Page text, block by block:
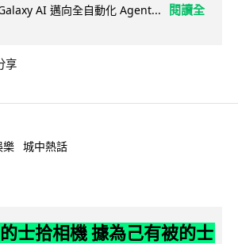
AI 邁向全自動化 Agent...
閱讀全
享
樂 城中熱話
士拾相機 據為己有被的士